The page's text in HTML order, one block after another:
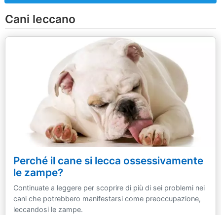
Cani leccano
Perché il cane si lecca ossessivamente
le zampe?
Continuate a leggere per scoprire di più di sei problemi nei
cani che potrebbero manifestarsi come preoccupazione,
leccandosi le zampe.